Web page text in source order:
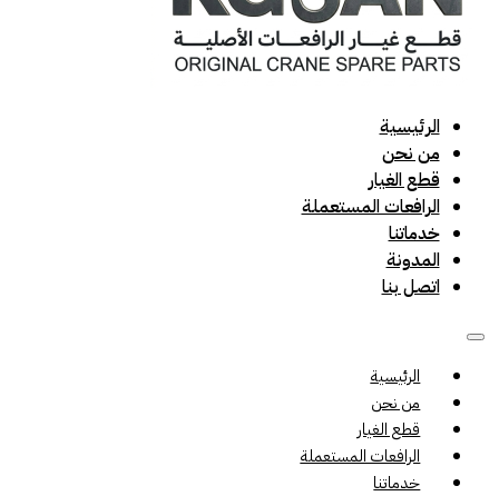
الرئيسية
من نحن
قطع الغيار
الرافعات المستعملة
خدماتنا
المدونة
اتصل بنا
الرئيسية
من نحن
قطع الغيار
الرافعات المستعملة
خدماتنا